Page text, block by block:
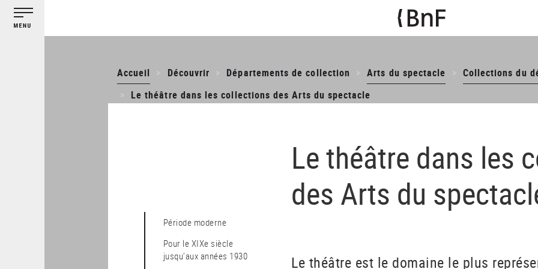
contenu
Accueil Découvrir Départements de collection Arts du spectacle
Collections du
Le théâtre dans les collections des Arts du spectacle
Période moderne
Pour le XIXe siècle
jusqu’aux années 1930
Le théâtre dans les
des Arts du
Le théâtre est le domaine le plus
Gestion des cookies